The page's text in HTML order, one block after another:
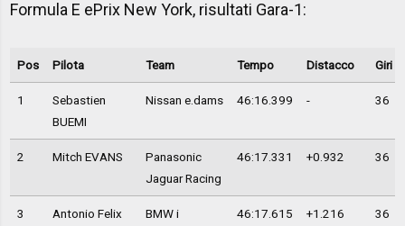
Formula E ePrix New York, risultati Gara-1:
Pos Pilota Team Tempo Distacco Giri
1
Sebastien
BUEMI
Nissan e.dams 46:16.399 - 36
2 Mitch EVANS
Panasonic
Jaguar Racing
46:17.331 +0.932 36
3
Antonio Felix
BMW i
46:17.615 +1.216 36